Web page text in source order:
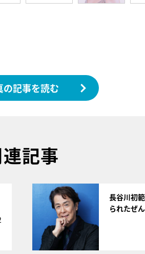
の記事を読む
記事
長谷川初
られたぜ